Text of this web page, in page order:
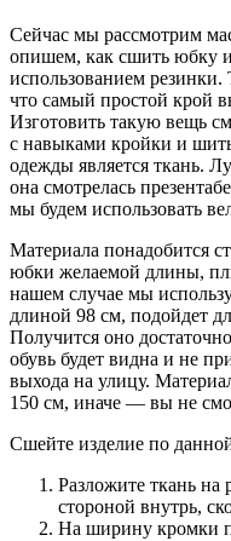
Сейчас мы рассмотрим
опишем, как сшить юбку
использованием
что самый простой крой
Изготовить такую вещь
с навыками кройки и
одежды является ткань.
она смотрелась
мы будем использовать
Материала понадобится
юбки желаемой длины,
нашем случае мы
длиной 98 см, подойдет
Получится оно
обувь будет видна и не
выхода на улицу.
150 см, иначе — вы не
Сшейте изделие по
Разложите ткань на
стороной внутрь,
На ширину кромки